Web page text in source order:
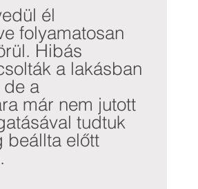
folyamatosan
Hibás
a lakásban
de a
már nem jutott
tudtuk
beállta előtt